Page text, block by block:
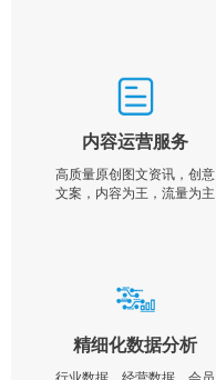
内容运营服务
高质量原创图文资讯，创意
文案，内容为王，流量为主
精细化数据分析